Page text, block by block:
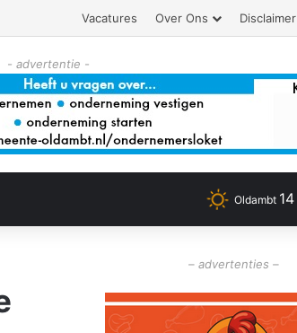
Vacatures Over Ons Disclaimer
- advertentie -
Oldambt 14
– advertenties –